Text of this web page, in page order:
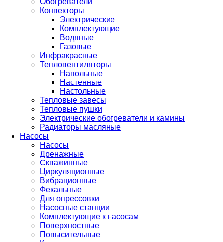
Обогреватели
Конвекторы
Электрические
Комплектующие
Водяные
Газовые
Инфракрасные
Тепловентиляторы
Напольные
Настенные
Настольные
Тепловые завесы
Тепловые пушки
Электрические обогреватели и камины
Радиаторы масляные
Насосы
Насосы
Дренажные
Скважинные
Циркуляционные
Вибрационные
Фекальные
Для опрессовки
Насосные станции
Комплектующие к насосам
Поверхностные
Повысительные